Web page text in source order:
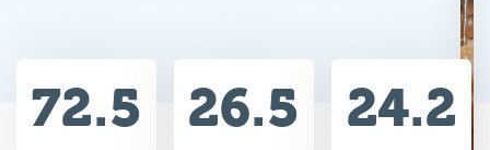
72.5 26.5 24.2